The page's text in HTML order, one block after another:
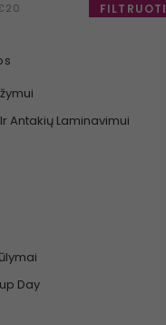
FILTRUOTI
Antakių Laminavimui
Day